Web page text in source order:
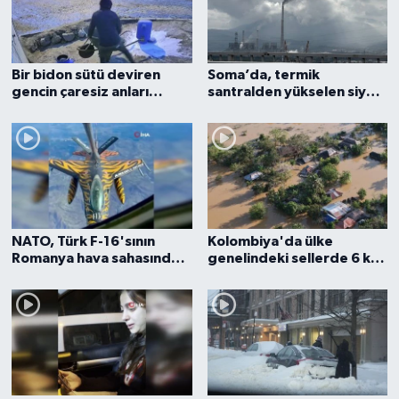
Bir bidon sütü deviren
gencin çaresiz anları
Soma’da, termik
santralden yükselen siyah
kesiyor
NATO, Türk F-16'sının
Romanya hava sahasında
paylaştı
Kolombiya'da ülke
genelindeki sellerde 6 kişi